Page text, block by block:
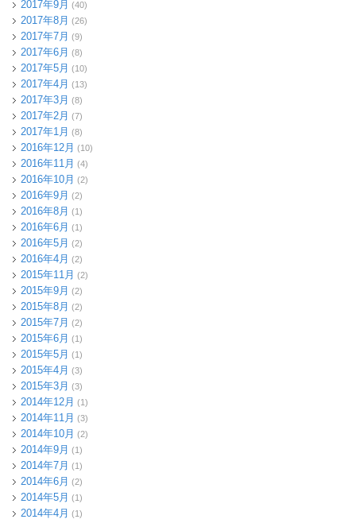
2017年9月 (40)
2017年8月 (26)
2017年7月 (9)
2017年6月 (8)
2017年5月 (10)
2017年4月 (13)
2017年3月 (8)
2017年2月 (7)
2017年1月 (8)
2016年12月 (10)
2016年11月 (4)
2016年10月 (2)
2016年9月 (2)
2016年8月 (1)
2016年6月 (1)
2016年5月 (2)
2016年4月 (2)
2015年11月 (2)
2015年9月 (2)
2015年8月 (2)
2015年7月 (2)
2015年6月 (1)
2015年5月 (1)
2015年4月 (3)
2015年3月 (3)
2014年12月 (1)
2014年11月 (3)
2014年10月 (2)
2014年9月 (1)
2014年7月 (1)
2014年6月 (2)
2014年5月 (1)
2014年4月 (1)